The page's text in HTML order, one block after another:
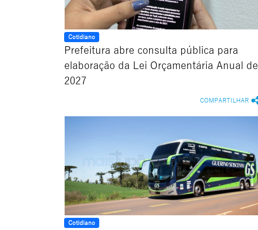
Cotidiano
Prefeitura abre consulta pública para
elaboração da Lei Orçamentária Anual de
2027
COMPARTILHAR
Cotidiano